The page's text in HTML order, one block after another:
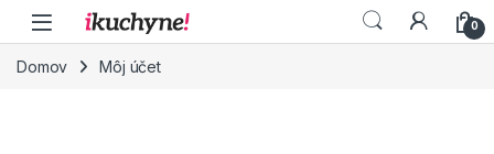
Skip to navigation
Skip to content
0
Domov Môj účet